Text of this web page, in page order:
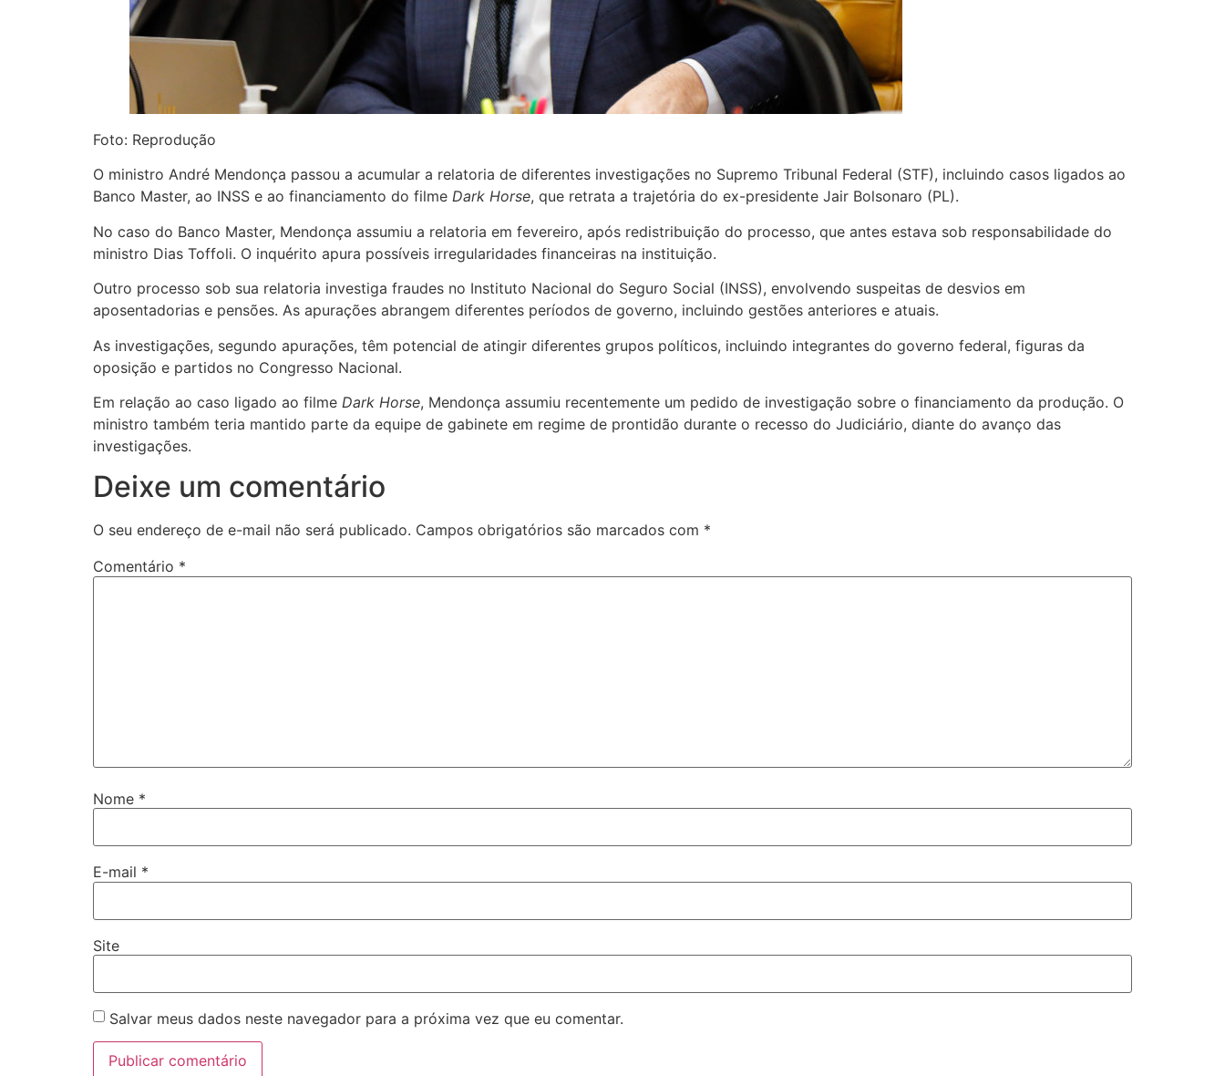
Foto: Reprodução
O ministro André Mendonça passou a acumular a relatoria de diferentes investigações no Supremo Tribunal Federal (STF), incluindo casos ligados ao
Banco Master, ao INSS e ao financiamento do filme Dark Horse, que retrata a trajetória do ex-presidente Jair Bolsonaro (PL).
No caso do Banco Master, Mendonça assumiu a relatoria em fevereiro, após redistribuição do processo, que antes estava sob responsabilidade do
ministro Dias Toffoli. O inquérito apura possíveis irregularidades financeiras na instituição.
Outro processo sob sua relatoria investiga fraudes no Instituto Nacional do Seguro Social (INSS), envolvendo suspeitas de desvios em
aposentadorias e pensões. As apurações abrangem diferentes períodos de governo, incluindo gestões anteriores e atuais.
As investigações, segundo apurações, têm potencial de atingir diferentes grupos políticos, incluindo integrantes do governo federal, figuras da
oposição e partidos no Congresso Nacional.
Em relação ao caso ligado ao filme Dark Horse, Mendonça assumiu recentemente um pedido de investigação sobre o financiamento da produção. O
ministro também teria mantido parte da equipe de gabinete em regime de prontidão durante o recesso do Judiciário, diante do avanço das
investigações.
Deixe um comentário
O seu endereço de e-mail não será publicado. Campos obrigatórios são marcados com *
Comentário *
Nome *
E-mail *
Site
Salvar meus dados neste navegador para a próxima vez que eu comentar.